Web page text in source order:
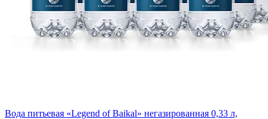
Вода питьевая «Legend of Baikal» негазированная 0,33 л,